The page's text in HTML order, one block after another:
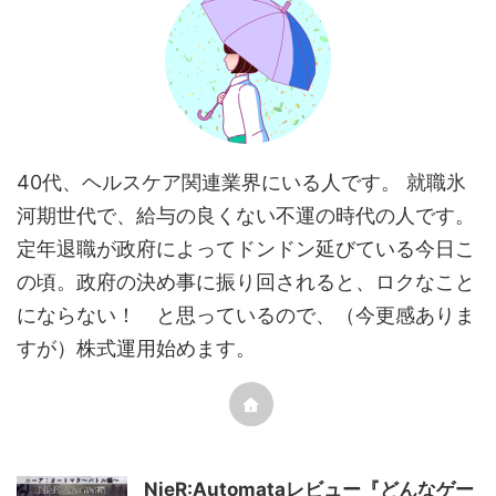
40代、ヘルスケア関連業界にいる人です。 就職氷
河期世代で、給与の良くない不運の時代の人です。
定年退職が政府によってドンドン延びている今日こ
の頃。政府の決め事に振り回されると、ロクなこと
にならない！ と思っているので、（今更感ありま
すが）株式運用始めます。
NieR:Automataレビュー『どんなゲー